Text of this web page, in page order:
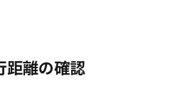
距離の確認